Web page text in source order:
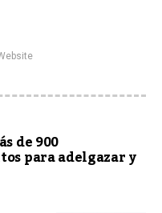
de 900
para adelgazar y